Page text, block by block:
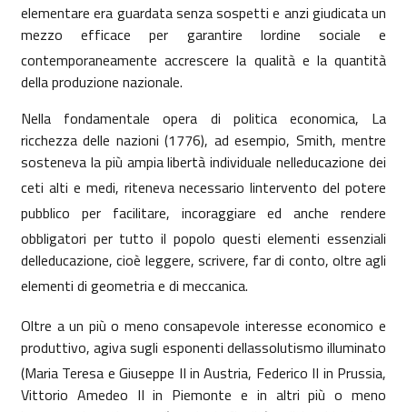
elementare era guardata senza sospetti e anzi giudicata un
mezzo efficace per garantire lordine sociale e
contemporaneamente accrescere la qualità e la quantità
della produzione nazionale.
Nella fondamentale opera di politica economica, La
ricchezza delle nazioni (1776), ad esempio, Smith, mentre
sosteneva la più ampia libertà individuale nelleducazione dei
ceti alti e medi, riteneva necessario lintervento del potere
pubblico per facilitare, incoraggiare ed anche rendere
obbligatori per tutto il popolo questi elementi essenziali
delleducazione, cioè leggere, scrivere, far di conto, oltre agli
elementi di geometria e di meccanica.
Oltre a un più o meno consapevole interesse economico e
produttivo, agiva sugli esponenti dellassolutismo illuminato
(Maria Teresa e Giuseppe II in Austria, Federico II in Prussia,
Vittorio Amedeo II in Piemonte e in altri più o meno